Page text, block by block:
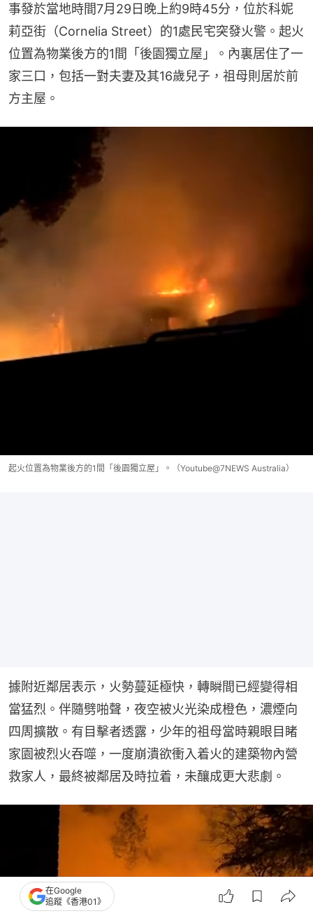
事發於當地時間7月29日晚上約9時45分，位於科妮
莉亞街（Cornelia Street）的1處民宅突發火警。起火
位置為物業後方的1間「後園獨立屋」。內裏居住了一
家三口，包括一對夫妻及其16歲兒子，祖母則居於前
方主屋。
起火位置為物業後方的1間「後園獨立屋」。（Youtube@7NEWS Australia）
據附近鄰居表示，火勢蔓延極快，轉瞬間已經變得相
當猛烈。伴隨劈啪聲，夜空被火光染成橙色，濃煙向
四周擴散。有目擊者透露，少年的祖母當時親眼目睹
家園被烈火吞噬，一度崩潰欲衝入着火的建築物內營
救家人，最終被鄰居及時拉着，未釀成更大悲劇。
在Google
追蹤《香港01》